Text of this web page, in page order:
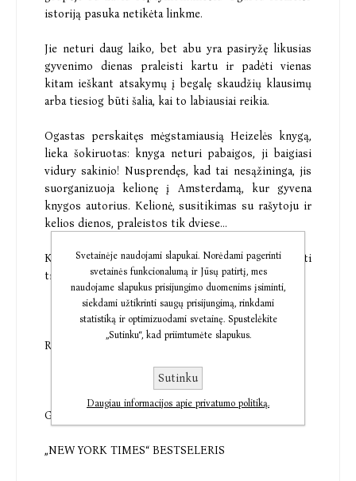
istoriją pasuka netikėta linkme.
Jie neturi daug laiko, bet abu yra pasiryžę likusias
gyvenimo dienas praleisti kartu ir padėti vienas
kitam ieškant atsakymų į begalę skaudžių klausimų
arba tiesiog būti šalia, kai to labiausiai reikia.
Ogastas perskaitęs mėgstamiausią Heizelės knygą,
lieka šokiruotas: knyga neturi pabaigos, ji baigiasi
vidury sakinio! Nusprendęs, kad tai nesąžininga, jis
suorganizuoja kelionę į Amsterdamą, kur gyvena
knygos autorius. Kelionė, susitikimas su rašytoju ir
kelios dienos, praleistos tik dviese...
Ką supras ir ką patirs du jauni, gyventi ir mylėti
trokštantys žmonės?
Rekomenduojama literatūra 10 klasei
GERIAUSIA „GOODREADS“ METŲ KNYGA
„NEW YORK TIMES“ BESTSELERIS
Svetainėje naudojami slapukai. Norėdami pagerinti
svetainės funkcionalumą ir Jūsų patirtį, mes
naudojame slapukus prisijungimo duomenims įsiminti,
siekdami užtikrinti saugų prisijungimą, rinkdami
statistiką ir optimizuodami svetainę. Spustelėkite
„Sutinku“, kad priimtumėte slapukus.
Sutinku
Daugiau informacijos apie privatumo politiką.